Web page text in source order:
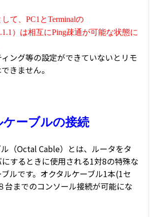
て、PC1とTerminalの
）は相互にPing疎通が可能な状態に
ング等の設定ができていないとリモ
きません。
ーブルの接続
（Octal Cable）とは、ルータをタ
するときに使用される1対8の特殊な
ルです。オクタルケーブル1本(1セ
台までのコンソール接続が可能にな